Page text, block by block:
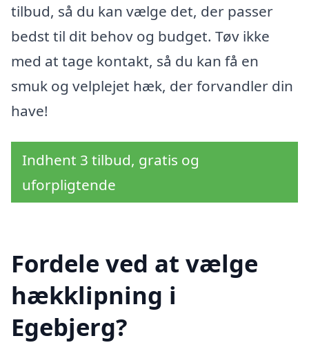
tilbud, så du kan vælge det, der passer
bedst til dit behov og budget. Tøv ikke
med at tage kontakt, så du kan få en
smuk og velplejet hæk, der forvandler din
have!
Indhent 3 tilbud, gratis og
uforpligtende
Fordele ved at vælge
hækklipning i
Egebjerg?